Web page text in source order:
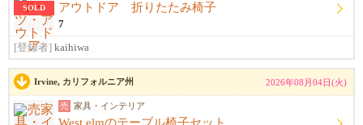
SOLD アウトドア 折りたたみ椅子
7
[登録者] kaihiwa
Irvine, カリフォルニア州 2026年08月04日(火)
売 家具・インテリア